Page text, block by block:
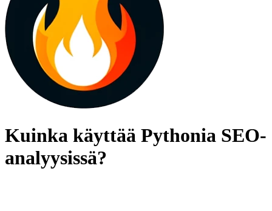
Kuinka käyttää Pythonia SEO-
analyysissä?